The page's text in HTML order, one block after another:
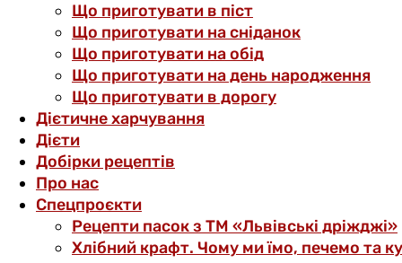
Що приготувати в піст
Що приготувати на сніданок
Що приготувати на обід
Що приготувати на день народження
Що приготувати в дорогу
Дієтичне харчування
Дієти
Добірки рецептів
Про нас
Спецпроєкти
Рецепти пасок з ТМ «Львівські дріжджі»
Хлібний крафт. Чому ми їмо, печемо та